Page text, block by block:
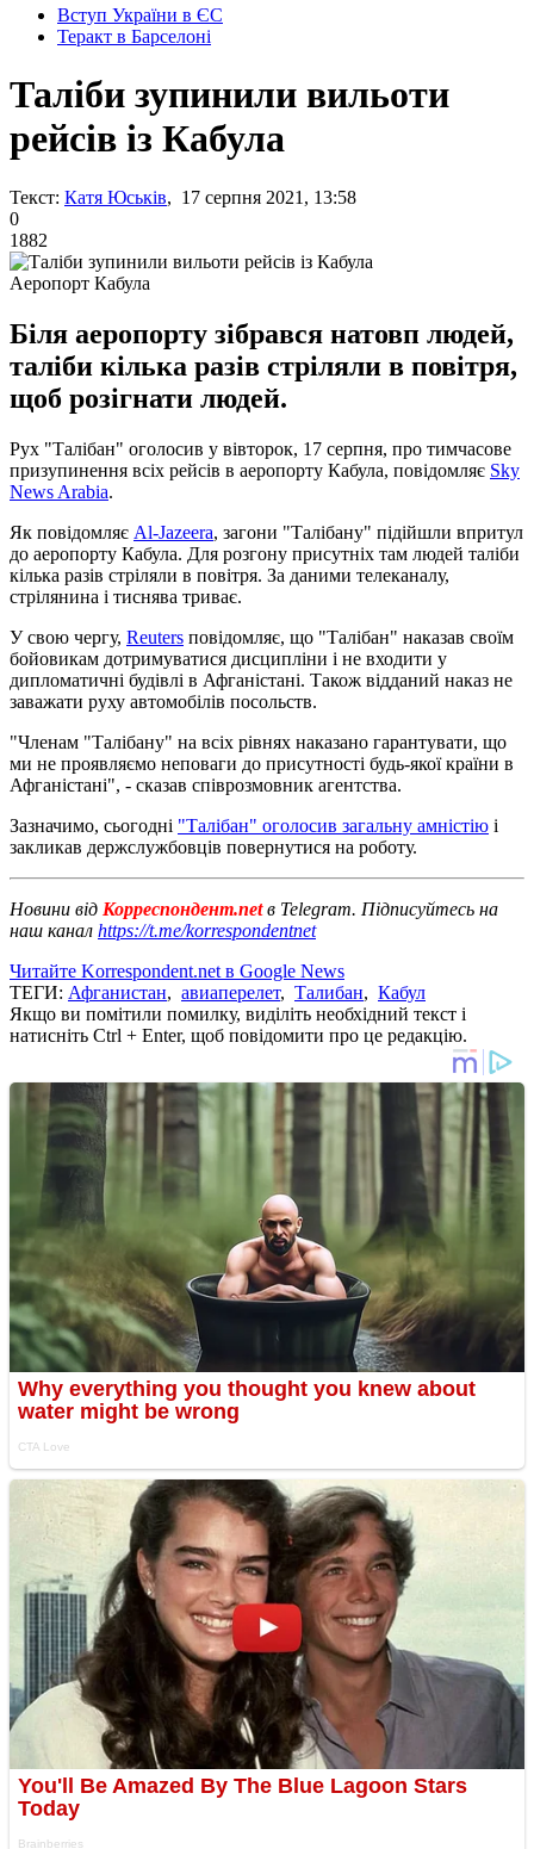
Вступ України в ЄС
Теракт в Барселоні
Таліби зупинили вильоти
рейсів із Кабула
Текст: Катя Юськів, 17 серпня 2021, 13:58
0
1882
Аеропорт Кабула
Біля аеропорту зібрався натовп людей,
таліби кілька разів стріляли в повітря,
щоб розігнати людей.
Рух "Талібан" оголосив у вівторок, 17 серпня, про тимчасове
призупинення всіх рейсів в аеропорту Кабула, повідомляє Sky
News Arabia.
Як повідомляє Al-Jazeera, загони "Талібану" підійшли впритул
до аеропорту Кабула. Для розгону присутніх там людей таліби
кілька разів стріляли в повітря. За даними телеканалу,
стрілянина і тиснява триває.
У свою чергу, Reuters повідомляє, що "Талібан" наказав своїм
бойовикам дотримуватися дисципліни і не входити у
дипломатичні будівлі в Афганістані. Також відданий наказ не
заважати руху автомобілів посольств.
"Членам "Талібану" на всіх рівнях наказано гарантувати, що
ми не проявляємо неповаги до присутності будь-якої країни в
Афганістані", - сказав співрозмовник агентства.
Зазначимо, сьогодні "Талібан" оголосив загальну амністію і
закликав держслужбовців повернутися на роботу.
Новини від Корреспондент.netв Telegram. Підписуйтесь на
наш канал https://t.me/korrespondentnet
Читайте Korrespondent.net в Google News
ТЕГИ: Афганистан, авиаперелет, Талибан, Кабул
Якщо ви помітили помилку, виділіть необхідний текст і
натисніть Ctrl + Enter, щоб повідомити про це редакцію.